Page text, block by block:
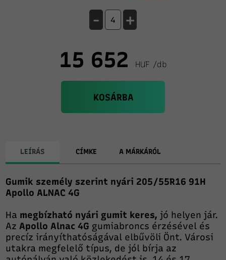
- +
15 652 HUF /db
KOSÁRBA
LEÍRÁS CÍMKE A MÁRKÁRÓL
Gumik személy szerint nyári 205/55R16 91H
Apollo ALNAC 4G
Ha megbízható nyári gumit keres, jó helyen jár.
Az Apollo Alnac 4G gumiabroncs érzésével és
precíz irányíthatóságával elbűvöli Önt. Városi
utakra megfelelő típus, de jól bírja az